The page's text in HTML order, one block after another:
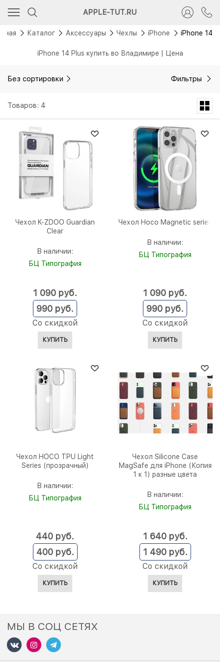
APPLE-TUT.RU
Каталог Аксессуары Чехлы iPhone iPhone 14
iPhone 14 Plus купить во Владимире | Цена
Без сортировки Фильтры
Товаров: 4
Чехол K-ZDOO Guardian
Clear
В наличии:
БЦ Типография
990 руб.
Со скидкой
1 090 руб.
КУПИТЬ
Чехол Hoco Magnetic series
В наличии:
БЦ Типография
990 руб.
Со скидкой
1 090 руб.
КУПИТЬ
Чехол HOCO TPU Light
Series (прозрачный)
В наличии:
БЦ Типография
400 руб.
Со скидкой
440 руб.
КУПИТЬ
Чехол Silicone Case
MagSafe для iPhone (Копия
1 к 1) разные цвета
В наличии:
БЦ Типография
1 490 руб.
Со скидкой
1 640 руб.
КУПИТЬ
МЫ В СОЦ СЕТЯХ